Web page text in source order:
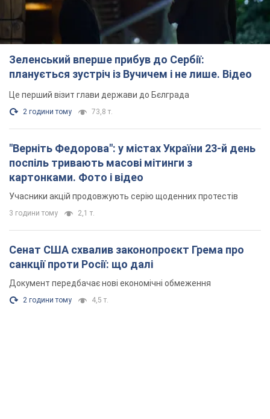
Зеленський вперше прибув до Сербії:
планується зустріч із Вучичем і не лише. Відео
Це перший візит глави держави до Бєлграда
2 години тому 73,8 т.
"Верніть Федорова": у містах України 23-й день
поспіль тривають масові мітинги з
картонками. Фото і відео
Учасники акцій продовжують серію щоденних протестів
3 години тому 2,1 т.
Сенат США схвалив законопроєкт Грема про
санкції проти Росії: що далі
Документ передбачає нові економічні обмеження
2 години тому 4,5 т.